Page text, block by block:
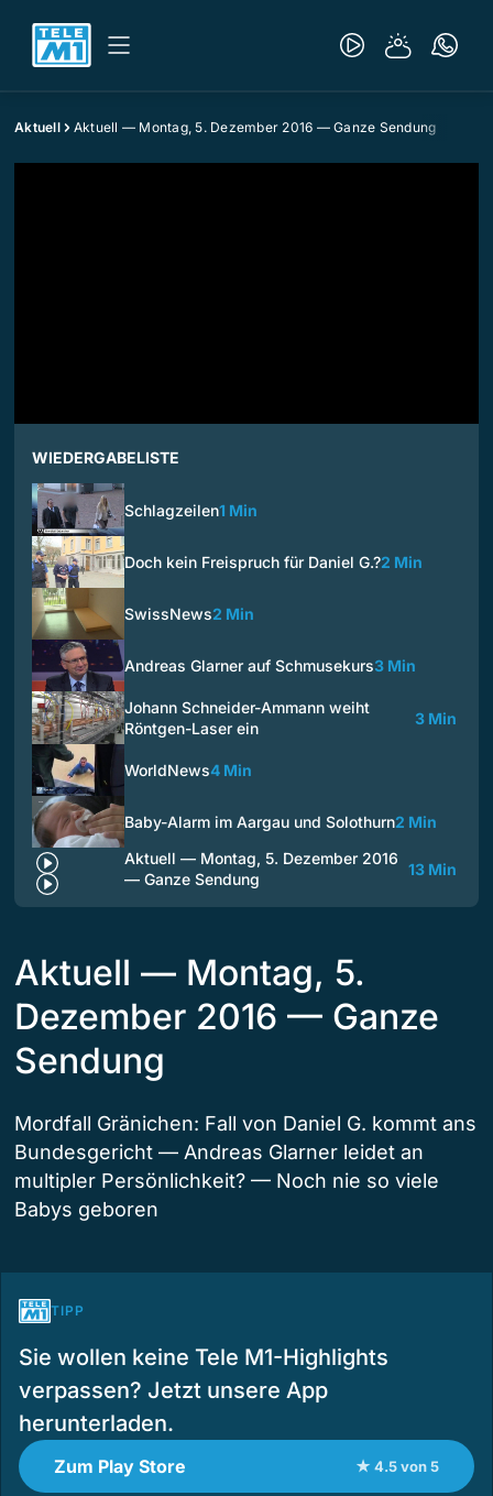
Aktuell Aktuell — Montag, 5. Dezember 2016 — Ganze Sendung
WIEDERGABELISTE
Schlagzeilen1 Min
Doch kein Freispruch für Daniel G.?2 Min
SwissNews2 Min
Andreas Glarner auf Schmusekurs3 Min
Johann Schneider-Ammann weiht
Röntgen-Laser ein
3 Min
WorldNews4 Min
Baby-Alarm im Aargau und Solothurn2 Min
Aktuell — Montag, 5. Dezember 2016
— Ganze Sendung
13 Min
Aktuell — Montag, 5.
Dezember 2016 — Ganze
Sendung
Mordfall Gränichen: Fall von Daniel G. kommt ans
Bundesgericht — Andreas Glarner leidet an
multipler Persönlichkeit? — Noch nie so viele
Babys geboren
TIPP
Sie wollen keine Tele M1-Highlights
verpassen? Jetzt unsere App
herunterladen.
Zum Play Store ★ 4.5 von 5